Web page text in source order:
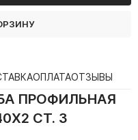
ОПЛАТАОТЗЫВЫ
ПРОФИЛЬНАЯ
СТ. 3